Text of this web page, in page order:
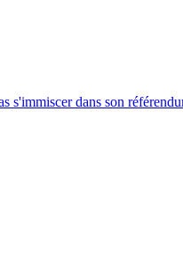
s'immiscer dans son